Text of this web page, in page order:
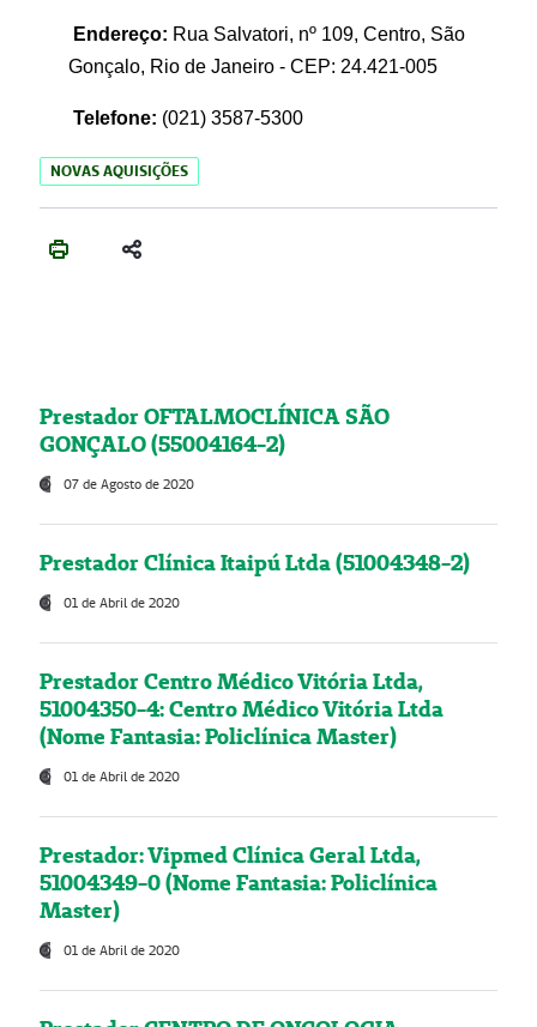
Endereço: Rua Salvatori, nº 109, Centro, São
Gonçalo, Rio de Janeiro - CEP: 24.421-005
Telefone: (021) 3587-5300
NOVAS AQUISIÇÕES
Prestador OFTALMOCLÍNICA SÃO
GONÇALO (55004164-2)
07 de Agosto de 2020
Prestador Clínica Itaipú Ltda (51004348-2)
01 de Abril de 2020
Prestador Centro Médico Vitória Ltda,
51004350-4: Centro Médico Vitória Ltda
(Nome Fantasia: Policlínica Master)
01 de Abril de 2020
Prestador: Vipmed Clínica Geral Ltda,
51004349-0 (Nome Fantasia: Policlínica
Master)
01 de Abril de 2020